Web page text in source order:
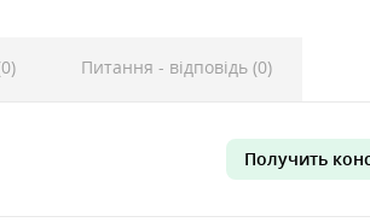
Питання - відповідь (0)
Получить